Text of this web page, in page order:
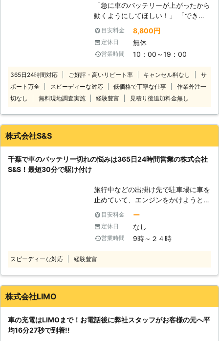
できます 車のバッテリーが上がって
しまったことに気づくのは、車を運転
しようとしたけれどうんともすんとも
動かないときです。実際に運転をしよ
うとしたその瞬間に気が付くので、時
間的に余裕がないことも多いでしょ
社クイックキャット」の出番です！弊
社は、24時間365日対応していま
す。毎日いつでもお客様のご依頼に備
らせることが可能です。お客様がすぐ
ッテリーが上がった時はぜひ弊社をご
利用くださいませ。
「急に車のバッテリーが上がったから
動くようにしてほしい！」 「できる
だけ安く・早くジャンプスタートして
くれる業者を探している」 そんなと
きは株式会社ルミエールにお任せくだ
さい！ 車が動かないお客様のもとに
ジンがかかるようお手伝い！突然のバ
ッテリー上がりでお困りのところを解
決します。 国産乗用車の対応のみに
費無料の一律8,800円（税込）でお客
よ！近郊エリアで車のバッテリー上が
りにお困りのときにはご連絡くださ
目安料金 8,800円
定休日 無休
営業時間 10：00～19：00
365日24時間対応 ご好評・高いリピート率 キャンセル料なし
サ
ポート万全
スピーディーな対応 低価格で丁寧な仕事
作業外注一
切なし
無料現地調査実施 経験豊富 見積り後追加料金無し
株式会社S&S
千葉で車のバッテリー切れの悩みは365日24時間営業の株式会社
S&S！最短30分で駆け付け
旅行中などの出掛け先で駐車場に車を
止めていて、エンジンをかけようとし
たときにエンジンがかからなくて焦っ
ていませんか？エンジンがかからない
ときは、車の充電が切れているかもし
れません。 充電切れの原因は、カー
です。例えば、東京ディズニーランド
ように、バッテリーの充電を復活させ
目安料金 ー
定休日 なし
営業時間 9時～２４時
スピーディーな対応 経験豊富
株式会社LIMO
車の充電はLIMOまで！お電話後に弊社スタッフがお客様の元へ平
均16分27秒で到着!!